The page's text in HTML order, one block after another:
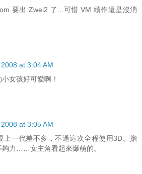
要出 Zwei2 了...可惜 VM 續作還是沒消
at 3:04 AM
女孩好可愛啊！
at 3:05 AM
上一代差不多，不過這次全程使用3D。擔
夠力……女主角看起來爆萌的。